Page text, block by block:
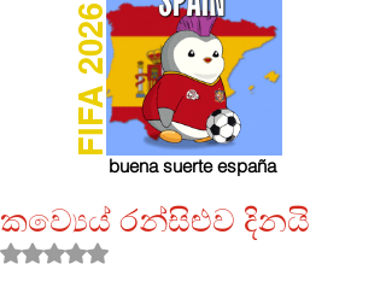
buena suerte españa
FIFA 2026
කව්‍යෙය් රන්සිළුව දිනයි
Rated NaN out of 5 stars.